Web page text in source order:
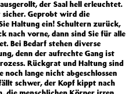
der Saal hell erleuchtet.
sicher. Geprobt wird die
Haltung ein! Schultern zurück,
nach vorne, dann sind Sie für alle
Bei Bedarf stehen diverse
denn der aufrechte Gang ist
Rückgrat und Haltung sind
noch lange nicht abgeschlossen
schwer, der Kopf kippt nach